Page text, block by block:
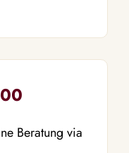
Beratung via